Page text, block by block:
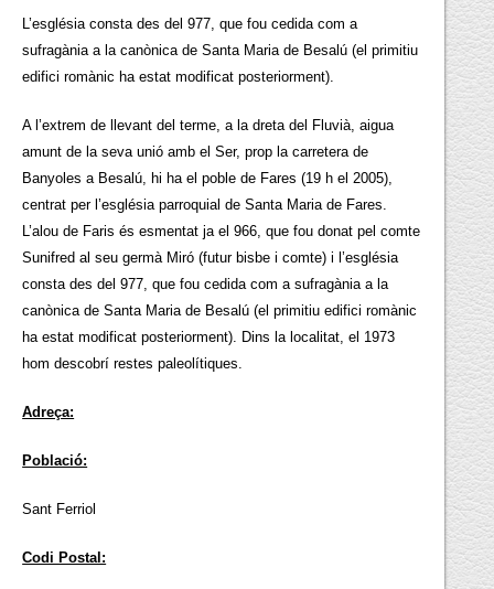
L’església consta des del 977, que fou cedida com a
sufragània a la canònica de Santa Maria de Besalú (el primitiu
edifici romànic ha estat modificat posteriorment).
A l’extrem de llevant del terme, a la dreta del Fluvià, aigua
amunt de la seva unió amb el Ser, prop la carretera de
Banyoles a Besalú, hi ha el poble de Fares (19 h el 2005),
centrat per l’església parroquial de Santa Maria de Fares.
L’alou de Faris és esmentat ja el 966, que fou donat pel comte
Sunifred al seu germà Miró (futur bisbe i comte) i l’església
consta des del 977, que fou cedida com a sufragània a la
canònica de Santa Maria de Besalú (el primitiu edifici romànic
ha estat modificat posteriorment). Dins la localitat, el 1973
hom descobrí restes paleolítiques.
Adreça:
Població:
Sant Ferriol
Codi Postal: